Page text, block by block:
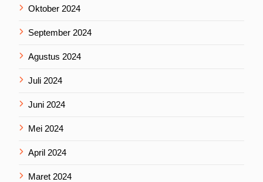
Oktober 2024
September 2024
Agustus 2024
Juli 2024
Juni 2024
Mei 2024
April 2024
Maret 2024